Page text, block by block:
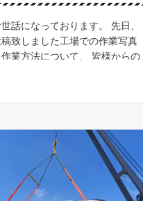
話になっております。 先日、
致しました工場での作業写真
業方法について、 皆様からの